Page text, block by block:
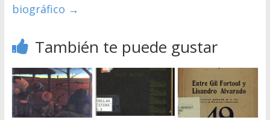
biográfico →
También te puede gustar